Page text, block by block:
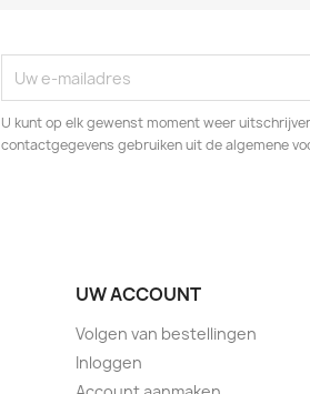
U kunt op elk gewenst moment weer
contactgegevens gebruiken uit de algemene
UW ACCOUNT
Volgen van bestellingen
Inloggen